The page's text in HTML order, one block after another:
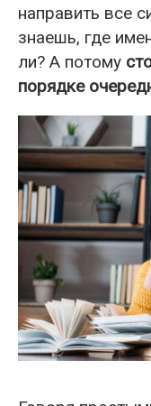
направить все
знаешь, где
ли? А потому
порядке